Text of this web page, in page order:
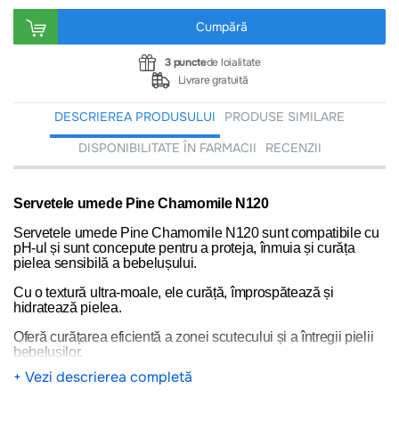
Cumpără
3 punctede loialitate
Livrare gratuită
DESCRIEREA PRODUSULUI
PRODUSE SIMILARE
DISPONIBILITATE ÎN FARMACII
RECENZII
Servetele umede Pine Chamomile N120
Servetele umede Pine Chamomile N120 sunt compatibile cu
pH-ul și sunt concepute pentru a proteja, înmuia și curăța
pielea sensibilă a bebelușului.
Cu o textură ultra-moale, ele curăță, împrospătează și
hidratează pielea.
Oferă curățarea eficientă a zonei scutecului și a întregii pielii
bebelușilor.
Șervețelele umede, care au devenit un produs indispensabil
+ Vezi descrierea completă